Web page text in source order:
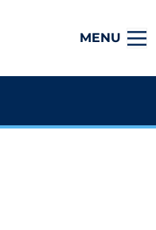
MENU